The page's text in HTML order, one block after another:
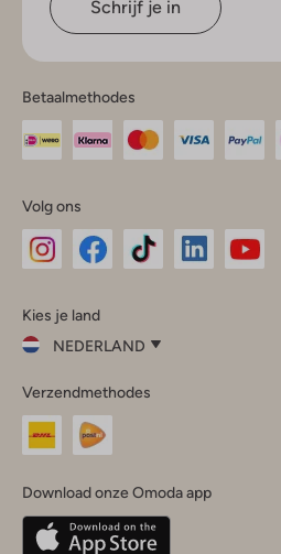
Schrijf je in
Betaalmethodes
Volg ons
InstagramFacebook
Kies je land
NEDERLAND
je
land
Nederland
Belgique(Français)
Deutschland
Verzendmethodes
Download onze Omoda app